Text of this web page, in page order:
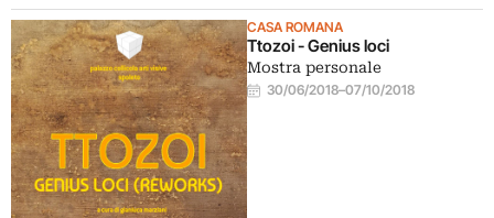
CASA ROMANA
Ttozoi - Genius loci
Mostra personale
30/06/2018–07/10/2018